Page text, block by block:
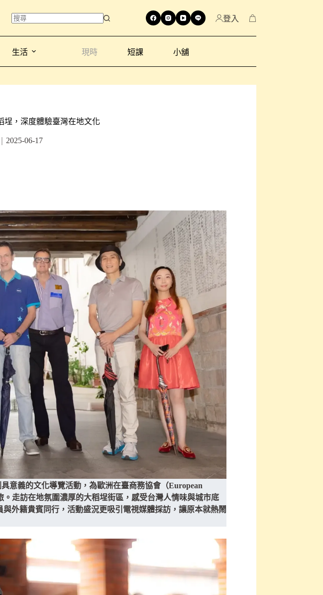
登入
生活 現時 短課 小舖
埕，深度體驗臺灣在地文化
2025-06-17
意義的文化導覽活動，為歐洲在臺商務協會（European
走訪在地氛圍濃厚的大稻埕街區，感受台灣人情味與城市底
外籍貴賓同行，活動盛況更吸引電視媒體採訪，讓原本就熱鬧